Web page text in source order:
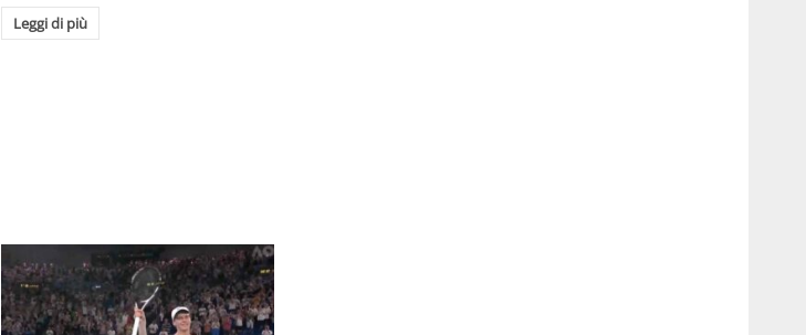
Leggi di più